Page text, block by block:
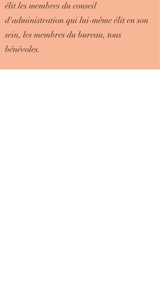
élit les membres du conseil
d'administration qui lui-même élit en son
sein, les membres du bureau, tous
bénévoles.